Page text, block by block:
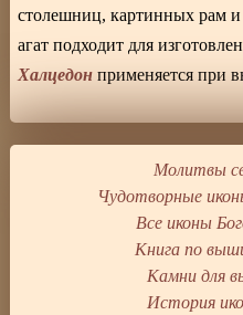
столешниц, картинных рам
агат подходит для
Халцедон применяется при
Молитвы
Чудотворные
Все иконы
Книга по
Камни для
История